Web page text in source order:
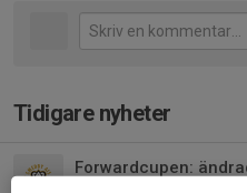
Tidigare nyheter
Forwardcupen: